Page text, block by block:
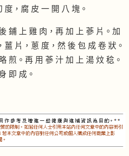
度，腐 皮 一 開 八 塊。
鋪 上 雞 肉，再 加 上 蔘 片。加
薑 片，蔥 度，然 後 包 成 卷 狀。
煎。再 用 蔘 汁 加 上 湯 炆 稔。
即 成。